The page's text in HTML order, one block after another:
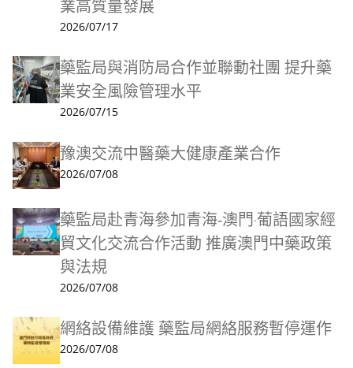
業高質量發展
2026/07/17
藥監局與消防局合作並聯動社團 提升藥
業安全風險管理水平
2026/07/15
豫澳交流中醫藥大健康產業合作
2026/07/08
藥監局赴青海參加青海-澳門‧葡語國家經
貿文化交流合作活動 推廣澳門中藥政策
與法規
2026/07/08
網絡設備維護 藥監局網絡服務暫停運作
2026/07/08